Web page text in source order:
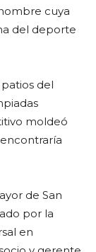
cuya
del deporte
patios del
moldeó
de San
por la
en